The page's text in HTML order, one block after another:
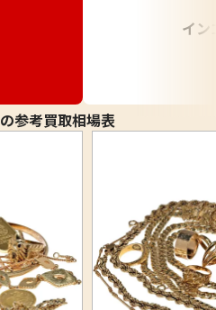
イン
の参考買取相場表